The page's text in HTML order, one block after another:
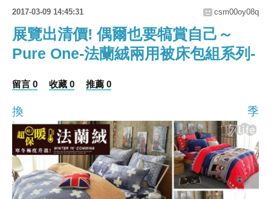
2017-03-09 14:45:31 csm00oy08q
展覽出清價! 偶爾也要犒賞自己～
Pure One-法蘭絨兩用被床包組系列-
留言 0 收藏 0 推薦 0
換季